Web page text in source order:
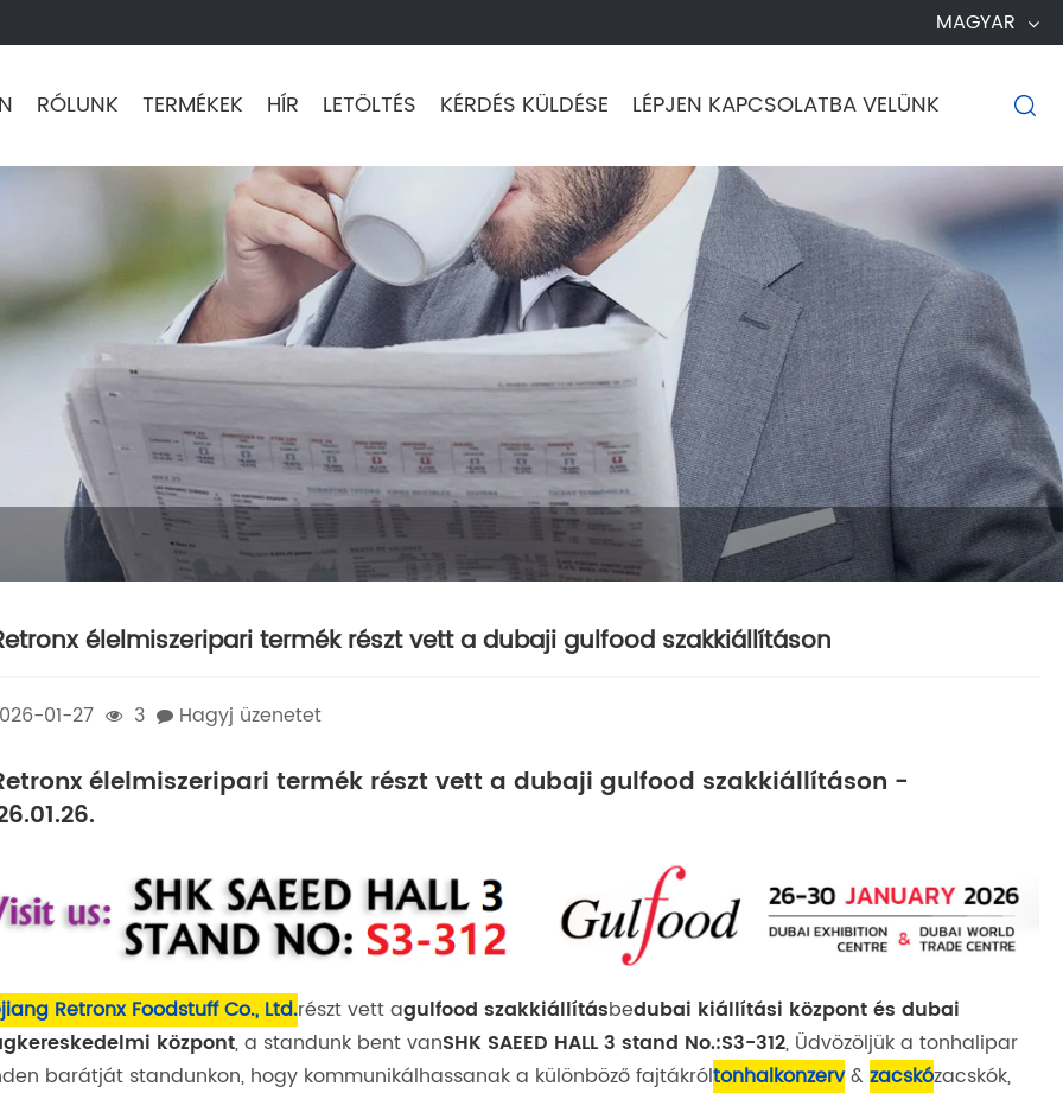
MAGYAR
RÓLUNK TERMÉKEK HÍR LETÖLTÉS KÉRDÉS KÜLDÉSE LÉPJEN KAPCSOLATBA VELÜNK 
élelmiszeripari termék részt vett a dubaji gulfood szakkiállításon
01-27 3 Hagyj üzenetet
élelmiszeripari termék részt vett a dubaji gulfood szakkiállításon -
Retronx Foodstuff Co., Ltd.részt vett agulfood szakkiállításbedubai kiállítási központ és dubai
központ, a standunk bent vanSHK SAEED HALL 3 stand No.:S3-312, Üdvözöljük a tonhalipar
barátját standunkon, hogy kommunikálhassanak a különböző fajtákróltonhalkonzerv&zacskózacskók,